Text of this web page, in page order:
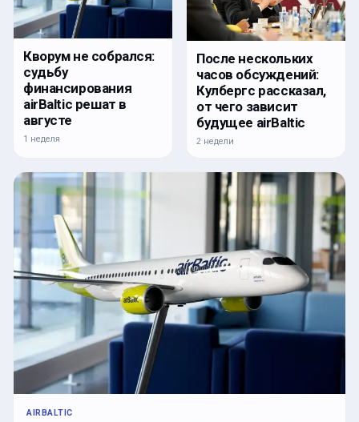
Кворум не собрался:
судьбу
финансирования
airBaltic решат в
августе
1 неделя
После нескольких
часов обсуждений:
Кулбергс рассказал,
от чего зависит
будущее airBaltic
2 недели
AIRBALTIC